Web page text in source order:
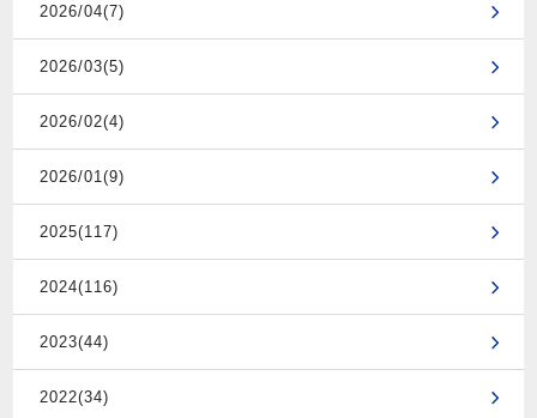
2026/04(7)
2026/03(5)
2026/02(4)
2026/01(9)
2025(117)
2024(116)
2023(44)
2022(34)